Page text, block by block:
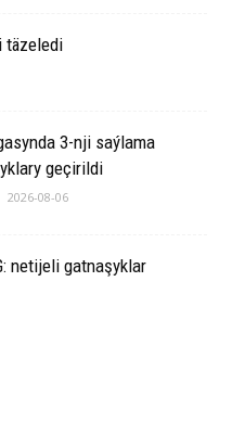
täzeledi
3-nji saýlama
geçirildi
2026-08-06
netijeli gatnaşyklar